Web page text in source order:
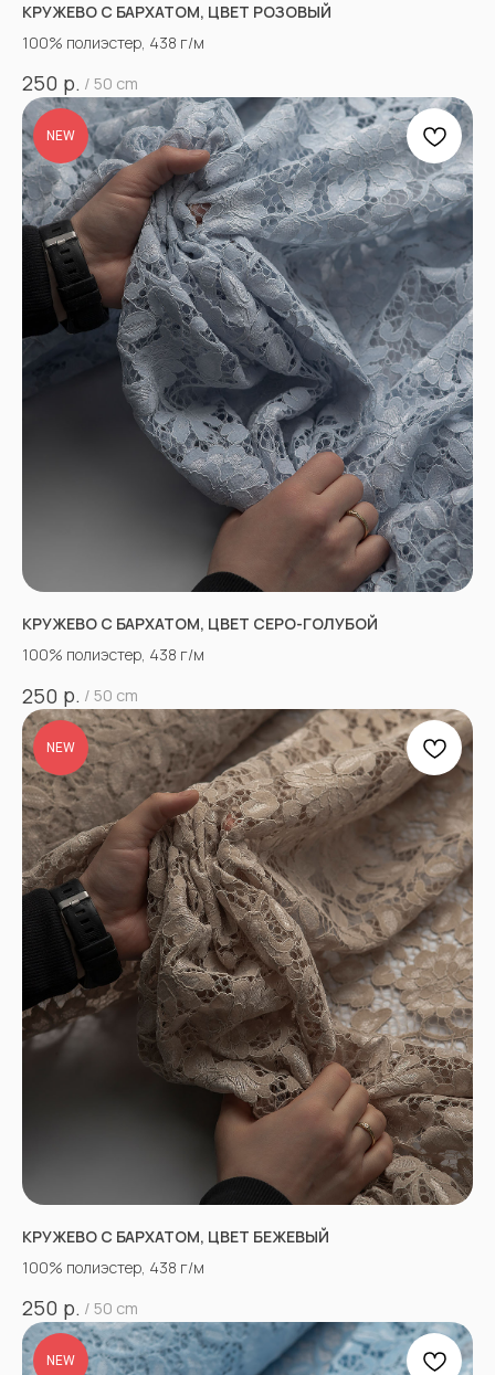
КРУЖЕВО С БАРХАТОМ, ЦВЕТ РОЗОВЫЙ
100% полиэстер, 438 г/м
250 р. / 50 cm
NEW
КРУЖЕВО С БАРХАТОМ, ЦВЕТ СЕРО-ГОЛУБОЙ
100% полиэстер, 438 г/м
250 р. / 50 cm
NEW
КРУЖЕВО С БАРХАТОМ, ЦВЕТ БЕЖЕВЫЙ
100% полиэстер, 438 г/м
250 р. / 50 cm
NEW